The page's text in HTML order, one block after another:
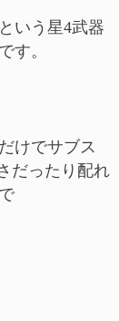
いう星4武器
す。
けでサブス
だったり配れ